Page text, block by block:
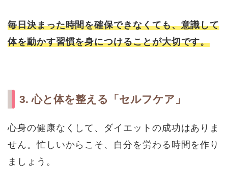
毎日決まった時間を確保できなくても、意識して
体を動かす習慣を身につけることが大切です。
3. 心と体を整える「セルフケア」
心身の健康なくして、ダイエットの成功はありま
せん。忙しいからこそ、自分を労わる時間を作り
ましょう。